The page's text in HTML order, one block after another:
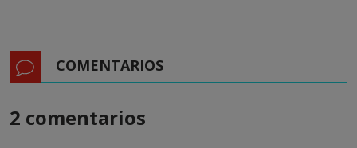
COMENTARIOS
2 comentarios